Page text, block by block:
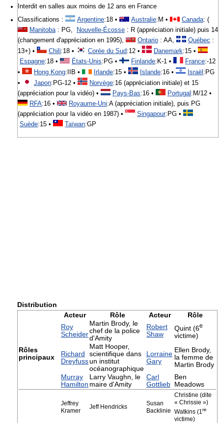
Interdit en salles aux moins de 12 ans en France
Classifications :
Argentine:18 • Australie:M • Canada: (
Manitoba: PG, Nouvelle-Écosse : R (appréciation initiale) puis 14
(changement d'appréciation en 1995),
Ontario : AA, Québec :
13+) •
Chili:18 • Corée du Sud:12 • Danemark:15 •
Espagne:18 • États-Unis:PG • Finlande:K-1 • France:-12
•
Hong Kong:IIB • Irlande:15 • Islande:16 • Israël :PG
•
Japon:PG-12 • Norvège:16 (appréciation initiale) et 15
(appréciation pour la vidéo) •
Pays-Bas:16 • Portugal :M/12 •
RFA:16 • Royaume-Uni:A (appréciation initiale), puis PG
(appréciation pour la vidéo en 1987) •
Singapour:PG •
Suède:15 • Taïwan:GP
Distribution
Acteur
Rôle Acteur Rôle
Rôles
principaux
Roy
Scheider
Martin Brody, le
chef de la police
d'Amity
Robert
Shaw
Quint (6e
victime)
Richard
Dreyfuss
Matt Hooper,
scientifique dans
un institut
océanographique
Lorraine
Gary
Ellen Brody,
la femme de
Martin Brody
Murray
Hamilton
Larry Vaughn, le
maire d'Amity
Carl
Gottlieb
Ben
Meadows
Jeffrey
Kramer
Jeff Hendricks
Susan
Backlinie
Christine (dite
« Chrissie »)
Watkins (1 re
victime)